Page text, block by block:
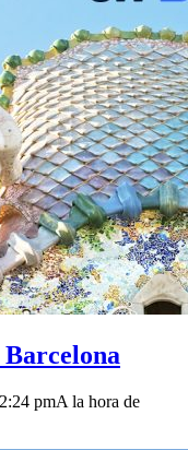
pmA la hora de